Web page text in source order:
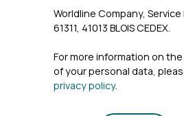
Worldline Company, Service
61311, 41013 BLOIS CEDEX.
For more information on
of your personal data,
privacy policy.